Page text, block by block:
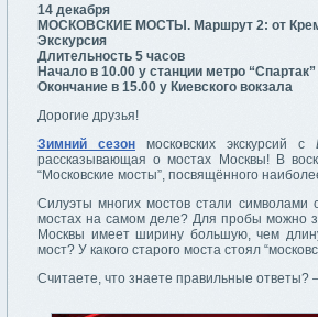
14 декабря
МОСКОВСКИЕ МОСТЫ. Маршрут 2: от
Экскурсия
Длительность 5 часов
Начало в 10.00 у станции метро “Спартак”
Окончание в 15.00 у Киевского вокзала
Дорогие друзья!
Зимний сезон московских экскурсий с
рассказывающая о мостах Москвы! В
“Московские мосты”, посвящённого
Силуэты многих мостов стали
мостах на самом деле? Для пробы можно
Москвы имеет ширину большую, чем
мост? У какого старого моста стоял
Считаете, что знаете правильные ответы?